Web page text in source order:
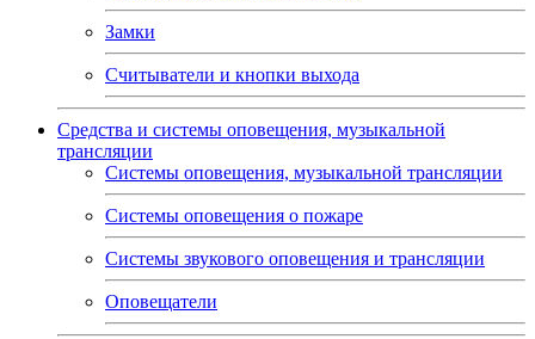
Замки
Считыватели и кнопки выхода
Средства и системы оповещения, музыкальной
трансляции
Системы оповещения, музыкальной трансляции
Системы оповещения о пожаре
Системы звукового оповещения и трансляции
Оповещатели